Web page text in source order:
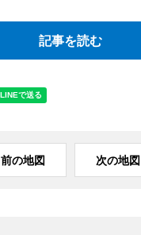
記事を読む
前の地図 次の地図